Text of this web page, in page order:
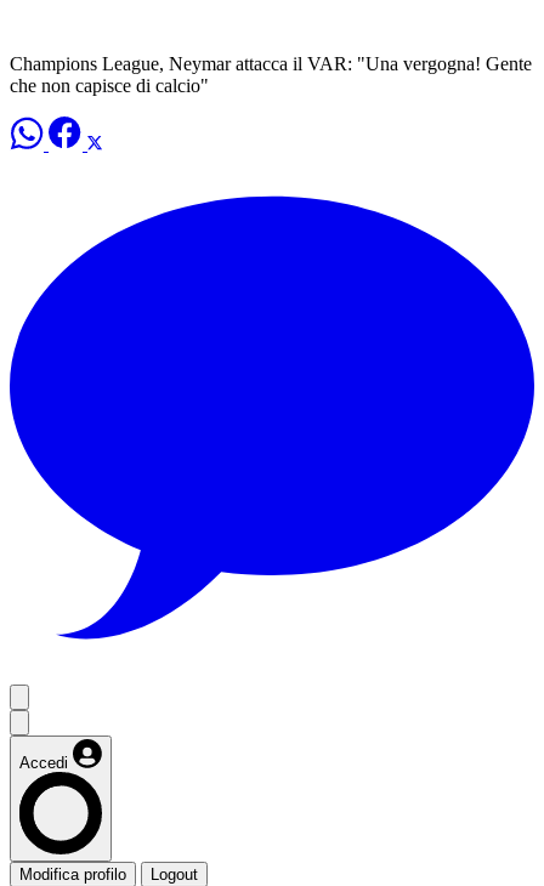
Champions League, Neymar attacca il VAR: "Una vergogna! Gente
che non capisce di calcio"
Accedi
Modifica profilo Logout